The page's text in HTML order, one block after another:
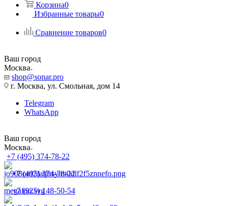
Корзина0
Избранные товары0
Сравнение товаров0
Ваш город
Москва
shop@sonar.pro
г. Москва, ул. Смольная, дом 14
Telegram
WhatsApp
Ваш город
Москва
+7 (495) 374-78-22
+7 (495) 374-78-22
+7 (925) 148-50-54